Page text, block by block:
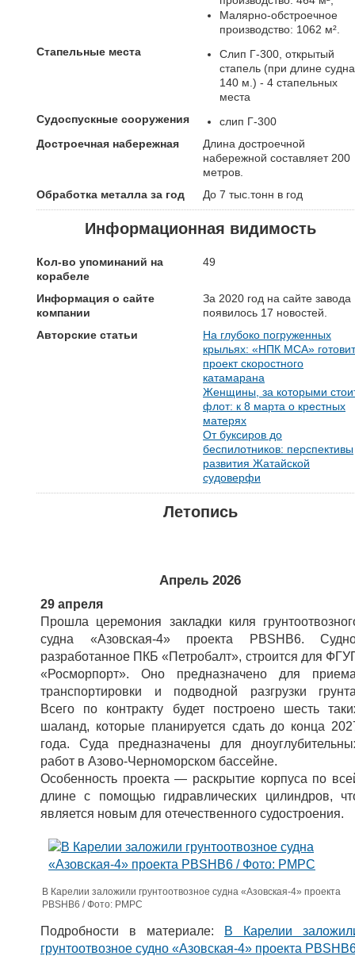
Малярно-обстроечное
производство: 1062 м².
Стапельные места
Слип Г-300, открытый
стапель (при длине судна
140 м.) - 4 стапельных
места
Судоспускные сооружения
слип Г-300
Достроечная набережная
Длина достроечной
набережной составляет 200
метров.
Обработка металла за год
До 7 тыс.тонн в год
Информационная видимость
Кол-во упоминаний на
корабеле
49
Информация о сайте
компании
За 2020 год на сайте завода
появилось 17 новостей.
Авторские статьи
На глубоко погруженных
крыльях: «НПК МСА» готовит
проект скоростного
катамарана
Женщины, за которыми
флот: к 8 марта о крестных
матерях
От буксиров до
беспилотников: перспективы
развития Жатайской
судоверфи
Летопись
Апрель 2026
29 апреля
Прошла церемония закладки киля
судна «Азовская-4» проекта PBSHB6.
разработанное ПКБ «Петробалт», строится для
«Росморпорт». Оно предназначено для
транспортировки и подводной разгрузки
Всего по контракту будет построено шесть
шаланд, которые планируется сдать до конца
года. Суда предназначены для
работ в Азово-Черноморском бассейне.
Особенность проекта — раскрытие корпуса по
длине с помощью гидравлических цилиндров,
является новым для отечественного судостроения.
В Карелии заложили грунтоотвозное судна «Азовская-4» проекта
PBSHB6 / Фото: РМРС
Подробности в материале:
В Карелии
грунтоотвозное судно «Азовская-4» проекта